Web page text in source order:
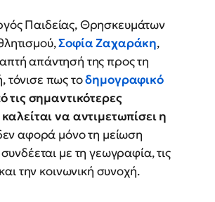
Παιδείας, Θρησκευμάτων
Σοφία Ζαχαράκη,
απάντησή της προς τη
τόνισε πως τοδημογραφικό
τις σημαντικότερες
να αντιμετωπίσει η
αφορά μόνο τη μείωση
με τη γεωγραφία, τις
την κοινωνική συνοχή.